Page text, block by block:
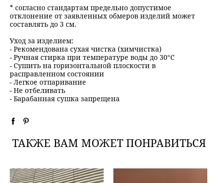
* согласно стандартам предельно допустимое
отклонение от заявленных обмеров изделий может
составлять до 3 см.
Уход за изделием:
- Рекомендована сухая чистка (химчистка)
- Ручная стирка при температуре воды до 30°C
- Сушить на горизонтальной плоскости в
расправленном состоянии
- Легкое отпаривание
- Не отбеливать
- Барабанная сушка запрещена
ТАКЖЕ ВАМ МОЖЕТ ПОНРАВИТЬСЯ